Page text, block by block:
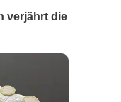
verjährt die